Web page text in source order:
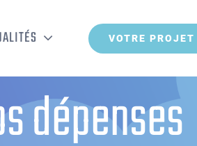
VOTRE PROJET
dépenses